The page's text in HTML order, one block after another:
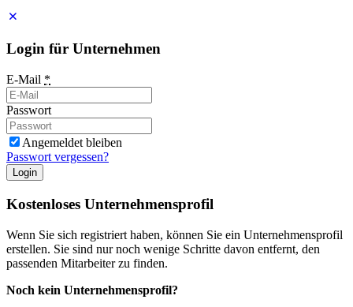
Login für Unternehmen
E-Mail *
Passwort
Angemeldet bleiben
Passwort vergessen?
Login
Kostenloses Unternehmensprofil
Wenn Sie sich registriert haben, können Sie ein Unternehmensprofil
erstellen. Sie sind nur noch wenige Schritte davon entfernt, den
passenden Mitarbeiter zu finden.
Noch kein Unternehmensprofil?